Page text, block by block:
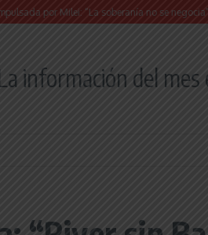
por Milei: “La soberanía no se negocia”
información del